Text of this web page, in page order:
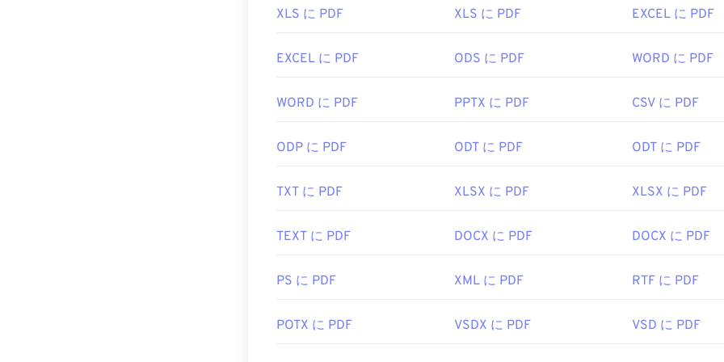
す。アドオンや拡張機能が必要かどうかは別として、オンライン上のPDFリン
欲しい場合は、
MuPDFを強くお勧めします。どちらも無料です
初回リリース:
役立つリンク:
https://acrobat.adobe.com/us/en/why-adobe/about-adobe-pdf.html
XLS に PDF XLS に PDF EXCEL に PDF
EXCEL に PDF ODS に PDF WORD に PDF
WORD に PDF PPTX に PDF CSV に PDF
ODP に PDF ODT に PDF ODT に PDF
TXT に PDF XLSX に PDF XLSX に PDF
TEXT に PDF DOCX に PDF DOCX に PDF
PS に PDF XML に PDF RTF に PDF
POTX に PDF VSDX に PDF VSD に PDF